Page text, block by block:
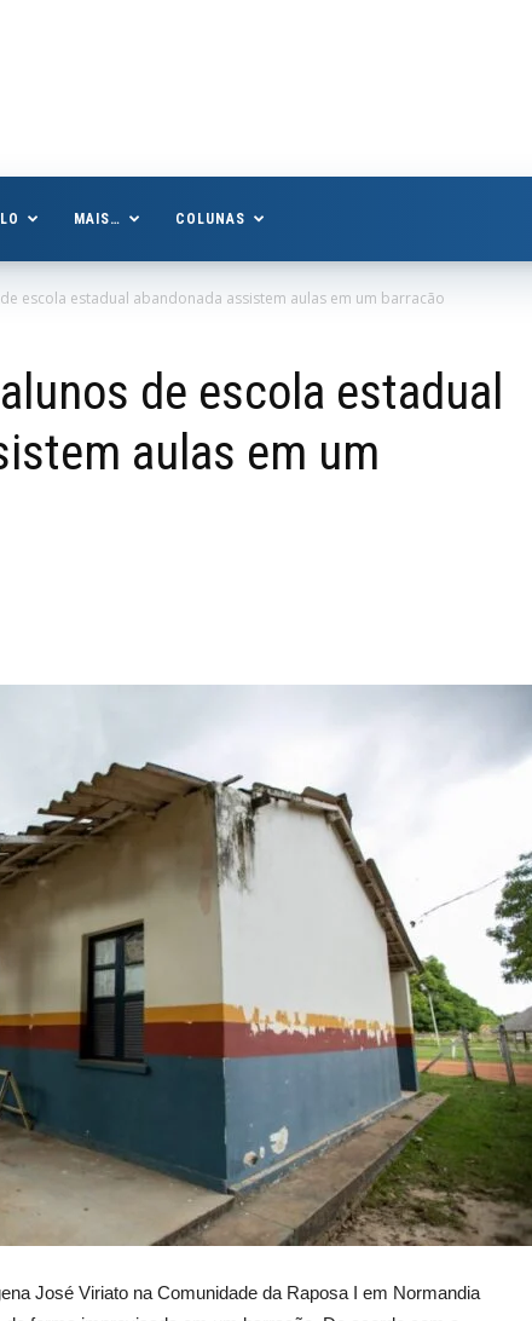
MAIS… COLUNAS
escola estadual abandonada assistem aulas em um barracão
de escola estadual
aulas em um
José Viriato na Comunidade da Raposa I em Normandia